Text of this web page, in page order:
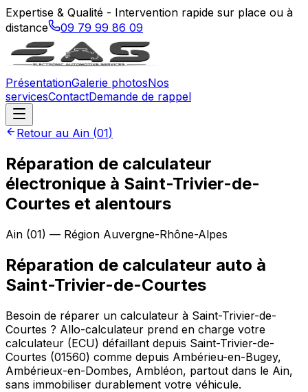
Expertise & Qualité - Intervention rapide sur place ou à
distance
09 79 99 86 09
PrésentationGalerie photosNos
servicesContactDemande de rappel
Retour au Ain (01)
Réparation de calculateur
électronique à Saint-Trivier-de-
Courtes et alentours
Ain (01) — Région Auvergne-Rhône-Alpes
Réparation de calculateur auto à
Saint-Trivier-de-Courtes
Besoin de réparer un calculateur à Saint-Trivier-de-
Courtes ? Allo-calculateur prend en charge votre
calculateur (ECU) défaillant depuis Saint-Trivier-de-
Courtes (01560) comme depuis Ambérieu-en-Bugey,
Ambérieux-en-Dombes, Ambléon, partout dans le Ain,
sans immobiliser durablement votre véhicule.